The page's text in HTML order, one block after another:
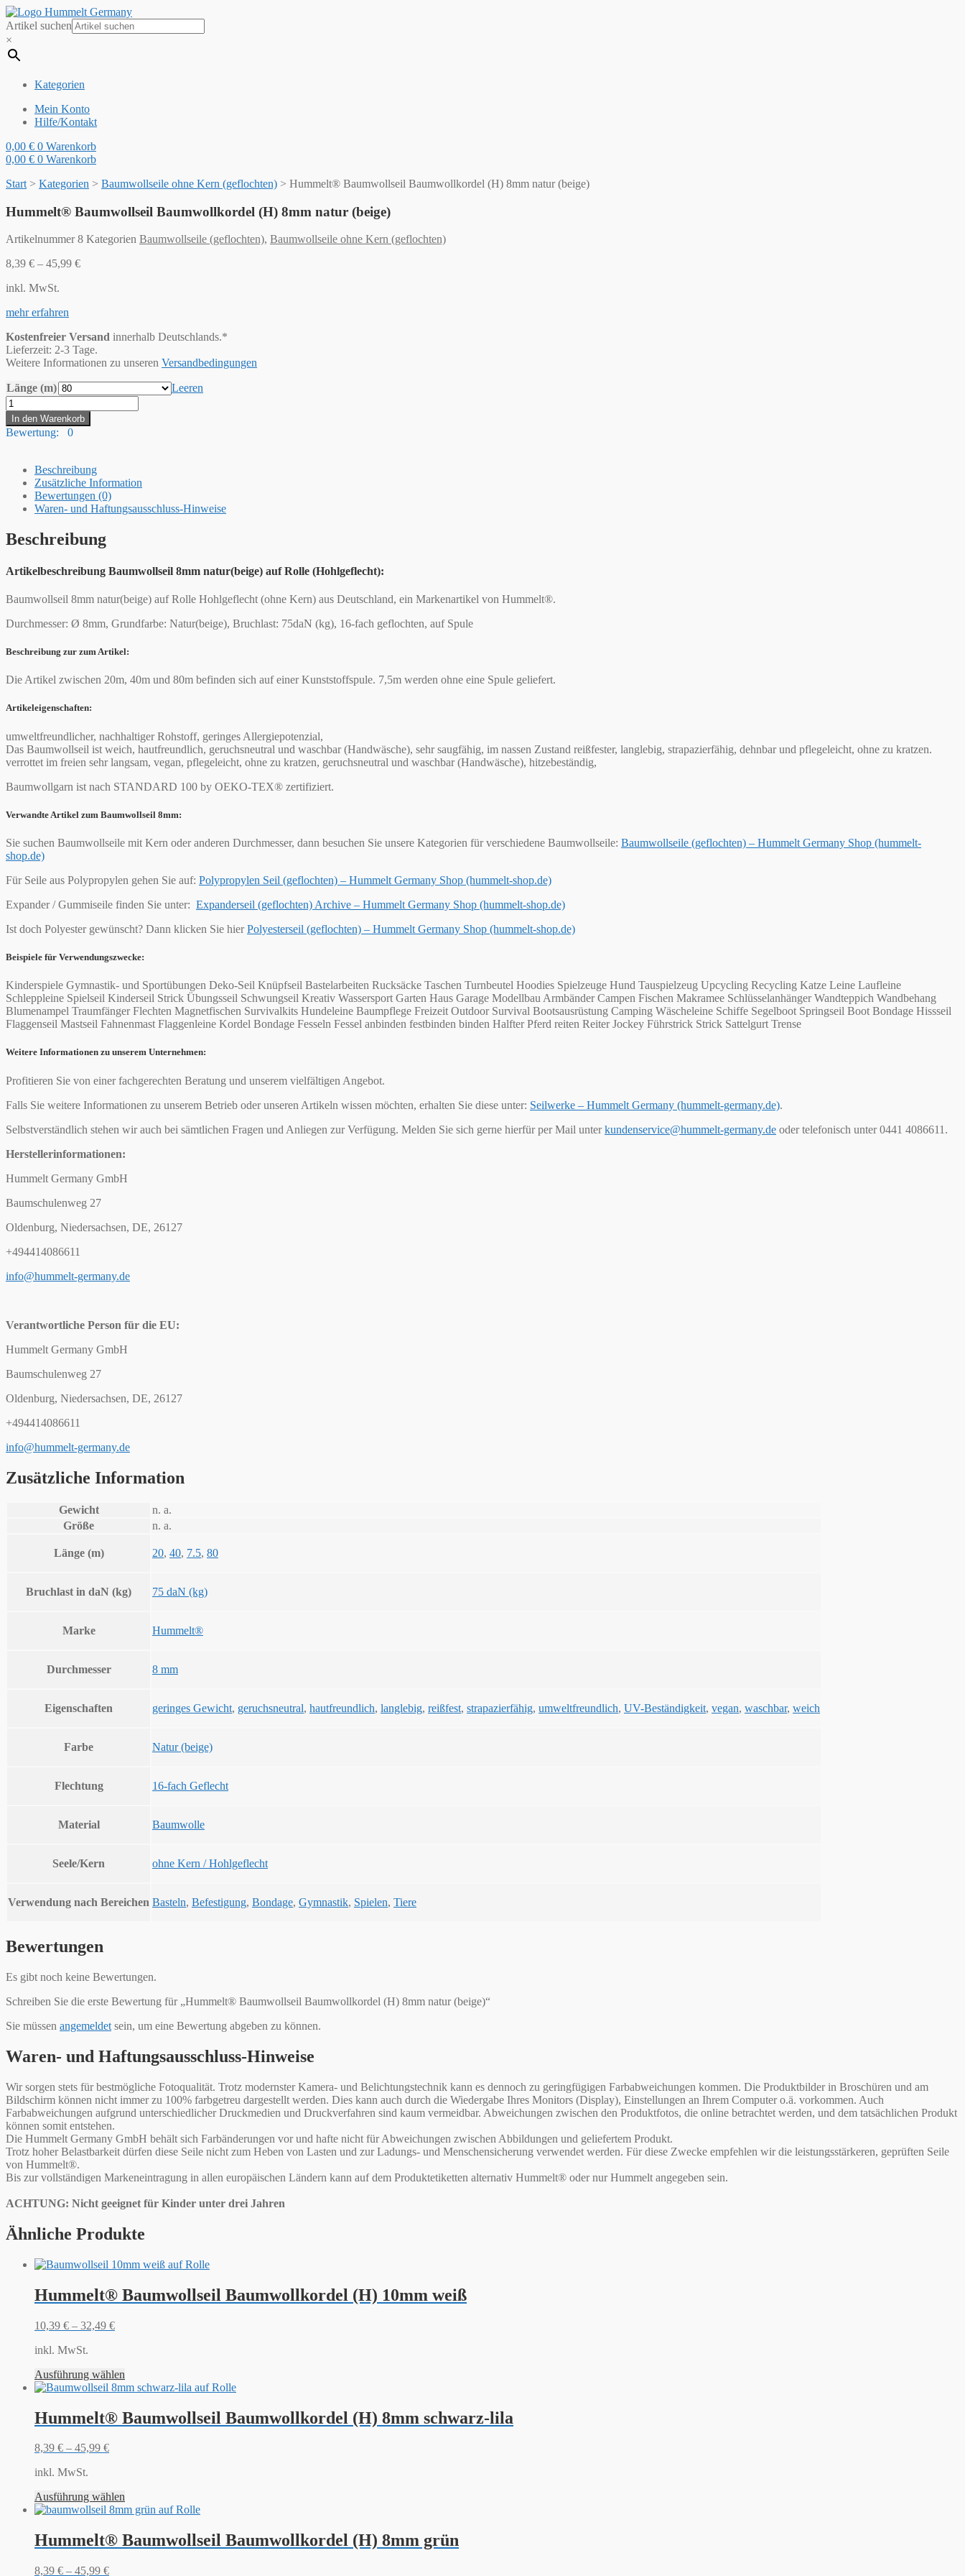
Artikel suchen
×
Kategorien
Mein Konto
Hilfe/Kontakt
0,00 € 0 Warenkorb
0,00 € 0 Warenkorb
Start > Kategorien > Baumwollseile ohne Kern (geflochten) > Hummelt® Baumwollseil Baumwollkordel (H) 8mm natur (beige)
Hummelt® Baumwollseil Baumwollkordel (H) 8mm natur (beige)
Artikelnummer8 Kategorien Baumwollseile (geflochten), Baumwollseile ohne Kern (geflochten)
8,39 € – 45,99 €
inkl. MwSt.
mehr erfahren
Kostenfreier Versand innerhalb Deutschlands.*
Lieferzeit: 2-3 Tage.
Weitere Informationen zu unseren Versandbedingungen
Länge (m)
Leeren
Hummelt®
Baumwollseil
Baumwollkordel
(H)
natur
(beige)
Menge
In den Warenkorb
Bewertung: 0
Beschreibung
Zusätzliche Information
Bewertungen (0)
Waren- und Haftungsausschluss-Hinweise
Beschreibung
Artikelbeschreibung Baumwollseil 8mm natur(beige) auf Rolle (Hohlgeflecht):
Baumwollseil 8mm natur(beige) auf Rolle Hohlgeflecht (ohne Kern) aus Deutschland, ein Markenartikel von Hummelt®.
Durchmesser: Ø 8mm, Grundfarbe: Natur(beige), Bruchlast: 75daN (kg), 16-fach geflochten, auf Spule
Beschreibung zur zum Artikel:
Die Artikel zwischen 20m, 40m und 80m befinden sich auf einer Kunststoffspule. 7,5m werden ohne eine Spule geliefert.
Artikeleigenschaften:
umweltfreundlicher, nachhaltiger Rohstoff, geringes Allergiepotenzial,
Das Baumwollseil ist weich, hautfreundlich, geruchsneutral und waschbar (Handwäsche), sehr saugfähig, im nassen Zustand reißfester, langlebig, strapazierfähig, dehnbar und pflegeleicht, ohne zu kratzen.
verrottet im freien sehr langsam, vegan, pflegeleicht, ohne zu kratzen, geruchsneutral und waschbar (Handwäsche), hitzebeständig,
Baumwollgarn ist nach STANDARD 100 by OEKO-TEX® zertifiziert.
Verwandte Artikel zum Baumwollseil 8mm:
Sie suchen Baumwollseile mit Kern oder anderen Durchmesser, dann besuchen Sie unsere Kategorien für verschiedene Baumwollseile: Baumwollseile (geflochten) – Hummelt Germany Shop (hummelt-
shop.de)
Für Seile aus Polypropylen gehen Sie auf: Polypropylen Seil (geflochten) – Hummelt Germany Shop (hummelt-shop.de)
Expander / Gummiseile finden Sie unter: Expanderseil (geflochten) Archive – Hummelt Germany Shop (hummelt-shop.de)
Ist doch Polyester gewünscht? Dann klicken Sie hierPolyesterseil (geflochten) – Hummelt Germany Shop (hummelt-shop.de)
Beispiele für Verwendungszwecke:
Kinderspiele Gymnastik- und Sportübungen Deko-Seil Knüpfseil Bastelarbeiten Rucksäcke Taschen Turnbeutel Hoodies Spielzeuge Hund Tauspielzeug Upcycling Recycling Katze Leine Laufleine
Schleppleine Spielseil Kinderseil Strick Übungsseil Schwungseil Kreativ Wassersport Garten Haus Garage Modellbau Armbänder Campen Fischen Makramee Schlüsselanhänger Wandteppich Wandbehang
Blumenampel Traumfänger Flechten Magnetfischen Survivalkits Hundeleine Baumpflege Freizeit Outdoor Survival Bootsausrüstung Camping Wäscheleine Schiffe Segelboot Springseil Boot Bondage Hissseil
Flaggenseil Mastseil Fahnenmast Flaggenleine Kordel Bondage Fesseln Fessel anbinden festbinden binden Halfter Pferd reiten Reiter Jockey Führstrick Strick Sattelgurt Trense
Weitere Informationen zu unserem Unternehmen:
Profitieren Sie von einer fachgerechten Beratung und unserem vielfältigen Angebot.
Falls Sie weitere Informationen zu unserem Betrieb oder unseren Artikeln wissen möchten, erhalten Sie diese unter: Seilwerke – Hummelt Germany (hummelt-germany.de).
Selbstverständlich stehen wir auch bei sämtlichen Fragen und Anliegen zur Verfügung. Melden Sie sich gerne hierfür per Mail unterkundenservice@hummelt-germany.de oder telefonisch unter 0441 4086611.
Herstellerinformationen:
Hummelt Germany GmbH
Baumschulenweg 27
Oldenburg, Niedersachsen, DE, 26127
+494414086611
info@hummelt-germany.de
Verantwortliche Person für die EU:
Hummelt Germany GmbH
Baumschulenweg 27
Oldenburg, Niedersachsen, DE, 26127
+494414086611
info@hummelt-germany.de
Zusätzliche Information
Gewicht
n. a.
Größe
n. a.
Länge (m) 20, 40, 7.5, 80
Bruchlast in daN (kg) 75 daN (kg)
Marke Hummelt®
Durchmesser 8 mm
Eigenschaften geringes Gewicht, geruchsneutral, hautfreundlich, langlebig, reißfest, strapazierfähig, umweltfreundlich, UV-Beständigkeit, vegan, waschbar, weich
Farbe Natur (beige)
Flechtung 16-fach Geflecht
Material Baumwolle
Seele/Kern ohne Kern / Hohlgeflecht
Verwendung nach Bereichen Basteln, Befestigung, Bondage, Gymnastik, Spielen, Tiere
Bewertungen
Es gibt noch keine Bewertungen.
Schreiben Sie die erste Bewertung für „Hummelt® Baumwollseil Baumwollkordel (H) 8mm natur (beige)“
Sie müssen angemeldet sein, um eine Bewertung abgeben zu können.
Waren- und Haftungsausschluss-Hinweise
Wir sorgen stets für bestmögliche Fotoqualität. Trotz modernster Kamera- und Belichtungstechnik kann es dennoch zu geringfügigen Farbabweichungen kommen. Die Produktbilder in Broschüren und am
Bildschirm können nicht immer zu 100% farbgetreu dargestellt werden. Dies kann auch durch die Wiedergabe Ihres Monitors (Display), Einstellungen an Ihrem Computer o.ä. vorkommen. Auch
Farbabweichungen aufgrund unterschiedlicher Druckmedien und Druckverfahren sind kaum vermeidbar. Abweichungen zwischen den Produktfotos, die online betrachtet werden, und dem tatsächlichen Produkt
können somit entstehen.
Die Hummelt Germany GmbH behält sich Farbänderungen vor und hafte nicht für Abweichungen zwischen Abbildungen und geliefertem Produkt.
Trotz hoher Belastbarkeit dürfen diese Seile nicht zum Heben von Lasten und zur Ladungs- und Menschensicherung verwendet werden. Für diese Zwecke empfehlen wir die leistungsstärkeren, geprüften Seile
von Hummelt®.
Bis zur vollständigen Markeneintragung in allen europäischen Ländern kann auf dem Produktetiketten alternativ Hummelt® oder nur Hummelt angegeben sein.
ACHTUNG: Nicht geeignet für Kinder unter drei Jahren
Ähnliche Produkte
Hummelt® Baumwollseil Baumwollkordel (H) 10mm weiß
10,39 € – 32,49 €
inkl. MwSt.
Ausführung wählen
Hummelt® Baumwollseil Baumwollkordel (H) 8mm schwarz-lila
8,39 € – 45,99 €
inkl. MwSt.
Ausführung wählen
Hummelt® Baumwollseil Baumwollkordel (H) 8mm grün
8,39 € – 45,99 €